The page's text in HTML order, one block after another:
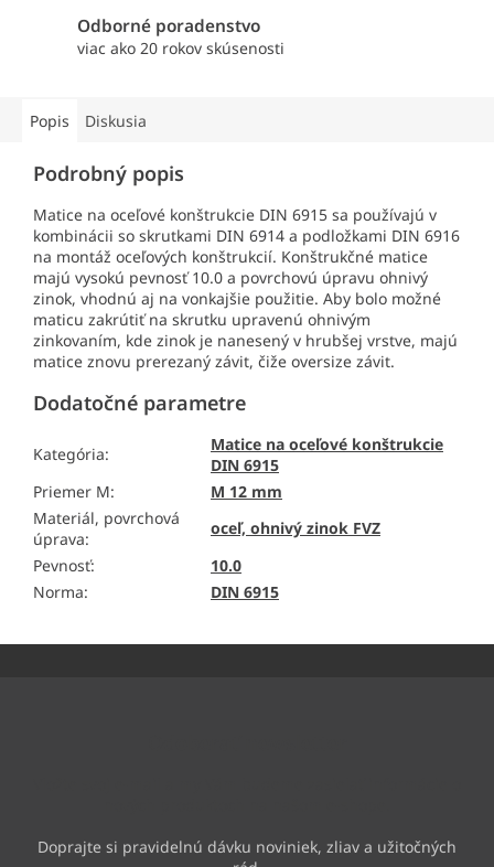
Odborné poradenstvo
viac ako 20 rokov skúsenosti
Popis Diskusia
Podrobný popis
Matice na oceľové konštrukcie DIN 6915 sa používajú v
kombinácii so skrutkami DIN 6914 a podložkami DIN 6916
na montáž oceľových konštrukcií. Konštrukčné matice
majú vysokú pevnosť 10.0 a povrchovú úpravu ohnivý
zinok, vhodnú aj na vonkajšie použitie. Aby bolo možné
maticu zakrútiť na skrutku upravenú ohnivým
zinkovaním, kde zinok je nanesený v hrubšej vrstve, majú
matice znovu prerezaný závit, čiže oversize závit.
Dodatočné parametre
Kategória:
Matice na oceľové konštrukcie
DIN 6915
Priemer M:
M 12 mm
Materiál, povrchová
úprava:
oceľ, ohnivý zinok FVZ
Pevnosť:
10.0
Norma: DIN 6915